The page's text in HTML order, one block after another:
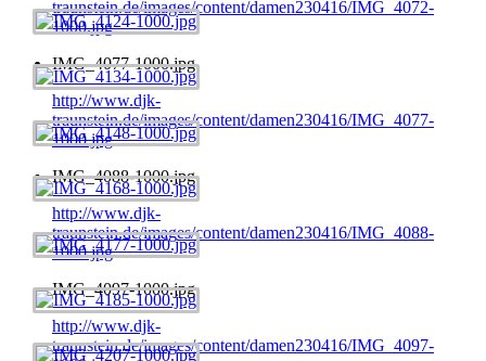
traunstein.de/images/content/damen230416/IMG_4072-
1000.jpg
IMG_4077-1000.jpg
http://www.djk-
traunstein.de/images/content/damen230416/IMG_4077-
1000.jpg
IMG_4088-1000.jpg
http://www.djk-
traunstein.de/images/content/damen230416/IMG_4088-
1000.jpg
IMG_4097-1000.jpg
http://www.djk-
traunstein.de/images/content/damen230416/IMG_4097-